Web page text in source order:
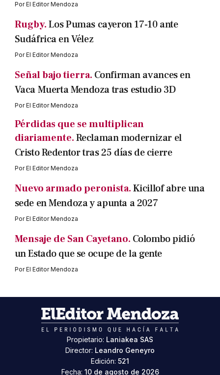
PorEl Editor Mendoza
Rugby.Los Pumas cayeron 17-10 ante
Sudáfrica en Vélez
PorEl Editor Mendoza
Señal bajo tierra. Confirman avances en
Vaca Muerta Mendoza tras estudio 3D
PorEl Editor Mendoza
Pérdidas que se multiplican
diariamente.Reclaman modernizar el
Cristo Redentor tras 25 días de cierre
PorEl Editor Mendoza
Nuevo armado peronista.Kicillof abre una
sede en Mendoza y apunta a 2027
PorEl Editor Mendoza
Mensaje de San Cayetano. Colombo pidió
un Estado que se ocupe de la gente
PorEl Editor Mendoza
Propietario: Laniakea SAS
Director: Leandro Geneyro
Edición: 521
Fecha: 10 de agosto de 2026